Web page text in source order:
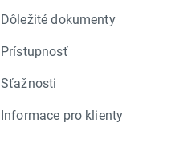
Dôležité dokumenty
Prístupnosť
Sťažnosti
Informace pro klienty